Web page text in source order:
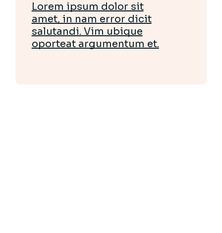
Lorem ipsum dolor sit
amet, in nam error dicit
salutandi. Vim ubique
oporteat argumentum et.